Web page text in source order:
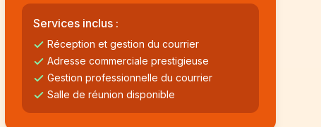
Services inclus :
Réception et gestion du courrier
Adresse commerciale prestigieuse
Gestion professionnelle du courrier
Salle de réunion disponible